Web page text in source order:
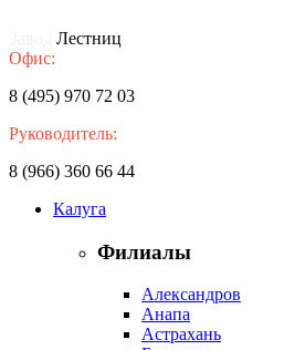
Лестниц
Офис:
8 (495) 970 72 03
Руководитель:
8 (966) 360 66 44
Калуга
Филиалы
Александров
Анапа
Астрахань